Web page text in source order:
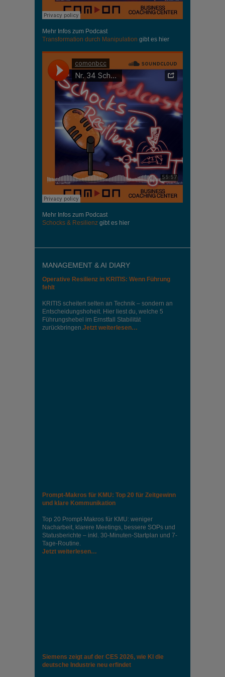
Mehr Infos zum Podcast
Transformation durch Manipulation gibt es hier
Mehr Infos zum Podcast
Schocks & Resilienz gibt es hier
MANAGEMENT & AI DIARY
Operative Resilienz in KRITIS: Wenn Führung
fehlt
KRITIS scheitert selten an Technik – sondern an
Entscheidungshoheit. Hier liest du, welche 5
Führungshebel im Ernstfall Stabilität
zurückbringen.Jetzt weiterlesen…
Prompt-Makros für KMU: Top 20 für Zeitgewinn
und klare Kommunikation
Top 20 Prompt-Makros für KMU: weniger
Nacharbeit, klarere Meetings, bessere SOPs und
Statusberichte – inkl. 30-Minuten-Startplan und 7-
Tage-Routine.
Jetzt weiterlesen…
Siemens zeigt auf der CES 2026, wie KI die
deutsche Industrie neu erfindet